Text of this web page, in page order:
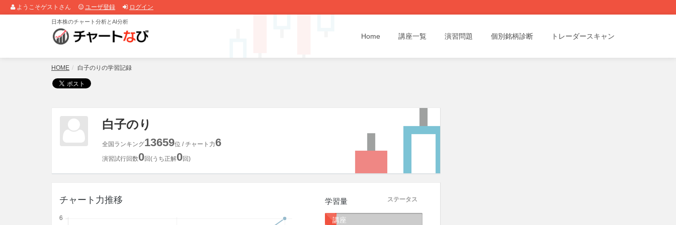
ようこそゲストさん ユーザ登録 ログイン
日本株のチャート分析とAI分析
Home 講座一覧 演習問題 個別銘柄診断 トレーダースキャン
HOME 白子のりの学習記録
白子のり
全国ランキング13659位 / チャート力6
演習試行回数0回(うち正解0回)
チャート力推移 ステータス
学習量
講座